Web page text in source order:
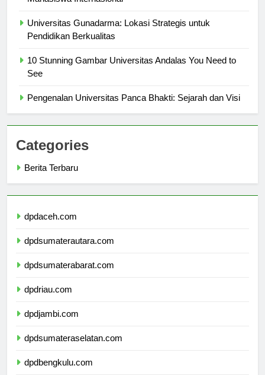
Universitas Gunadarma: Lokasi Strategis untuk
10 Stunning Gambar Universitas Andalas You Need to
Categories